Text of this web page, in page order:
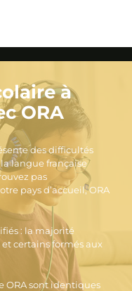
à
ORA
des difficultés
langue française
pas
pays d’accueil, ORA
: la majorité
certains formés aux
ORA sont identiques